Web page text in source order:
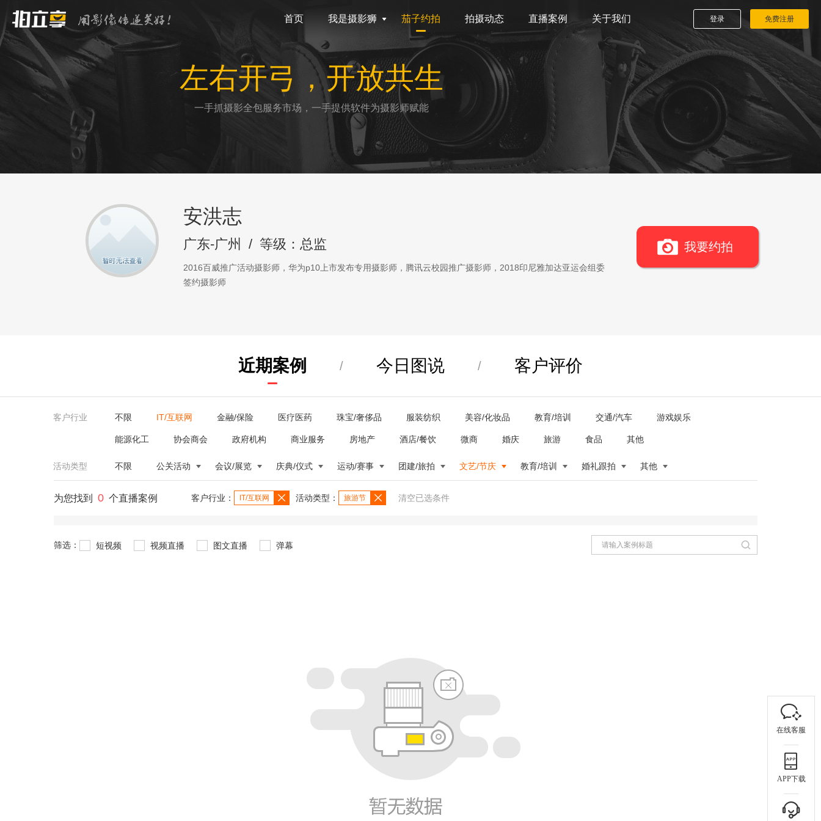
首页 我是摄影狮 茄子约拍 拍摄动态 直播案例 关于我们 登录 免费注册
左右开弓，开放共生
一手抓摄影全包服务市场，一手提供软件为摄影师赋能
安洪志
广东-广州 / 等级：总监
2016百威推广活动摄影师，华为p10上市发布专用摄影师，腾讯云校园推广摄影师，2018印尼雅加达亚运会组委
签约摄影师
我要约拍
近期案例 / 今日图说 / 客户评价
客户行业 不限 IT/互联网 金融/保险 医疗医药 珠宝/奢侈品 服装纺织 美容/化妆品 教育/培训 交通/汽车 游戏娱乐
能源化工 协会商会 政府机构 商业服务 房地产 酒店/餐饮 微商 婚庆 旅游 食品 其他
活动类型 不限 公关活动 会议/展览 庆典/仪式 运动/赛事 团建/旅拍 文艺/节庆 教育/培训 婚礼跟拍 其他
为您找到 0 个直播案例 客户行业： IT/互联网 活动类型： 旅游节 清空已选条件
筛选： 短视频 视频直播 图文直播 弹幕
在线客服
APP下载